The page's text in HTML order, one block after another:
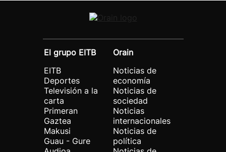
El grupo EITB
EITB
Deportes
Televisión a la
carta
Primeran
Gaztea
Makusi
Guau - Gure
Orain
Noticias de
economía
Noticias de
sociedad
Noticias
internacionales
Noticias de
política